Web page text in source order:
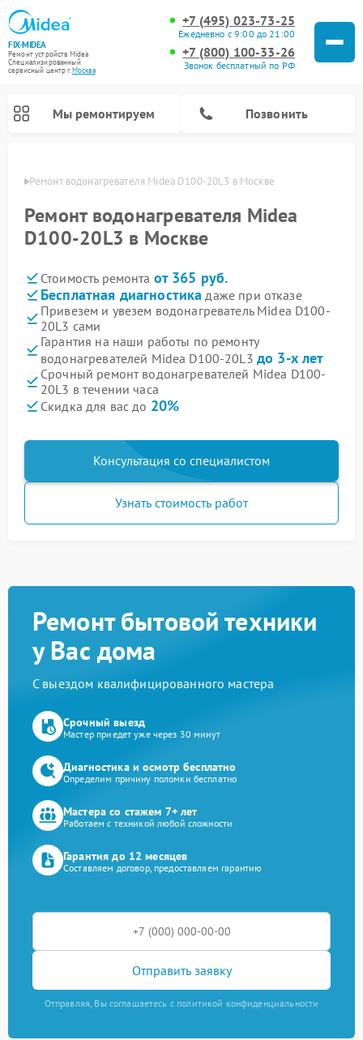
FIX-MIDEA
Ремонт устройств Midea
Специализированный
cервисный центр г.Москва
+7 (495) 023-73-25
Ежедневно с 9:00 до 21:00
+7 (800) 100-33-26
Звонок бесплатный по РФ
Мы ремонтируем Позвонить
Ремонт водонагревателя Midea D100-20L3 в Москве
Ремонт водонагревателя Midea
D100-20L3 в Москве
Стоимость ремонта от 365 руб.
Бесплатная диагностика даже при отказе
Привезем и увезем водонагреватель Midea D100-
20L3 сами
Гарантия на наши работы по ремонту
водонагревателей Midea D100-20L3 до 3-х лет
Срочный ремонт водонагревателей Midea D100-
20L3 в течении часа
Скидка для вас до 20%
Консультация со специалистом
Узнать стоимость работ
Ремонт бытовой техники
у Вас дома
С выездом квалифицированного мастера
Срочный выезд
Мастер приедет уже через 30 минут
Диагностика и осмотр бесплатно
Определим причину поломки бесплатно
Мастера со стажем 7+ лет
Работаем с техникой любой сложности
Гарантия до 12 месяцев
Составляем договор, предоставляем гарантию
Отправить заявку
Отправляя, Вы соглашаетесь с политикой конфиденциальности